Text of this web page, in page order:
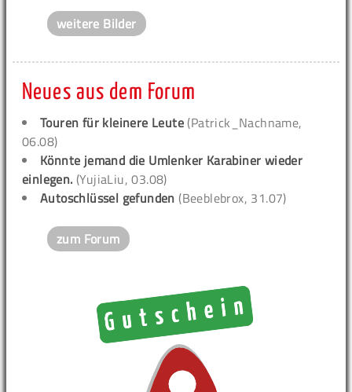
weitere Bilder
Neues aus dem Forum
Touren für kleinere Leute (Patrick_Nachname,
06.08)
Könnte jemand die Umlenker Karabiner wieder
einlegen. (YujiaLiu, 03.08)
Autoschlüssel gefunden (Beeblebrox, 31.07)
zum Forum